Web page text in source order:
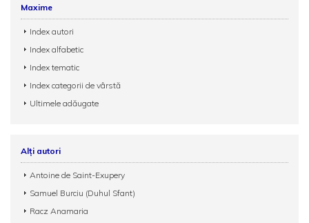
Maxime
Index autori
Index alfabetic
Index tematic
Index categorii de vârstă
Ultimele adăugate
Alți autori
Antoine de Saint-Exupery
Samuel Burciu (Duhul Sfant)
Racz Anamaria